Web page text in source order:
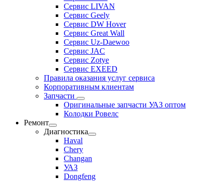
Сервис LIVAN
Сервис Geely
Сервис DW Hover
Сервис Great Wall
Сервис Uz-Daewoo
Сервис JAC
Сервис Zotye
Сервис EXEED
Правила оказания услуг сервиса
Корпоративным клиентам
Запчасти
Оригинальные запчасти УАЗ оптом
Колодки Ровелс
Ремонт
Диагностика
Haval
Chery
Changan
УАЗ
Dongfeng